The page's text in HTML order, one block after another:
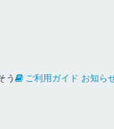
う
ご利用ガイド お知ら